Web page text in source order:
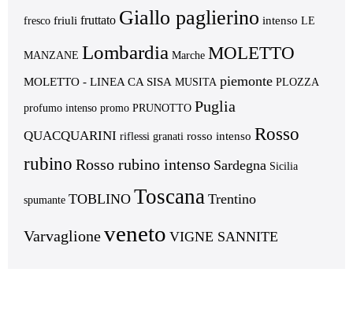
fresco friuli fruttato Giallo paglierino intenso LE
MANZANE Lombardia Marche MOLETTO
MOLETTO - LINEA CA SISA MUSITA piemonte PLOZZA
profumo intenso promo PRUNOTTO Puglia
QUACQUARINI riflessi granati rosso intenso Rosso
rubino Rosso rubino intenso Sardegna Sicilia
spumante TOBLINO Toscana Trentino
Varvaglioneveneto VIGNE SANNITE